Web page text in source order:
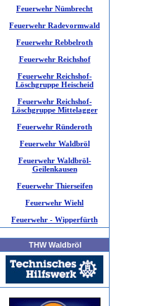
Feuerwehr Nümbrecht
Feuerwehr Radevormwald
Feuerwehr Rebbelroth
Feuerwehr Reichshof
Feuerwehr Reichshof-
Löschgruppe Heischeid
Feuerwehr Reichshof-
Löschgruppe Mittelagger
Feuerwehr Ründeroth
Feuerwehr Waldbröl
Feuerwehr Waldbröl-
Geilenkausen
Feuerwehr Thierseifen
Feuerwehr Wiehl
Feuerwehr - Wipperfürth
THW Waldbröl